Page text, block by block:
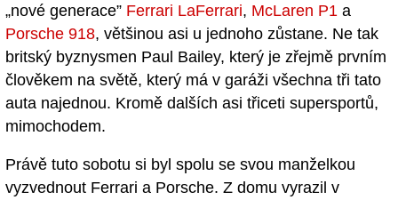
„nové generace” Ferrari LaFerrari, McLaren P1 a
Porsche 918, většinou asi u jednoho zůstane. Ne tak
britský byznysmen Paul Bailey, který je zřejmě prvním
člověkem na světě, který má v garáži všechna tři tato
auta najednou. Kromě dalších asi třiceti supersportů,
mimochodem.
Právě tuto sobotu si byl spolu se svou manželkou
vyzvednout Ferrari a Porsche. Z domu vyrazil v